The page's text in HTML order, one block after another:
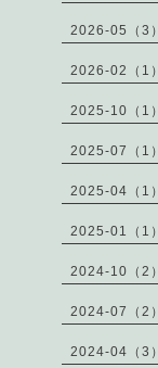
2026-05（3）
2026-02（1）
2025-10（1）
2025-07（1）
2025-04（1）
2025-01（1）
2024-10（2）
2024-07（2）
2024-04（3）